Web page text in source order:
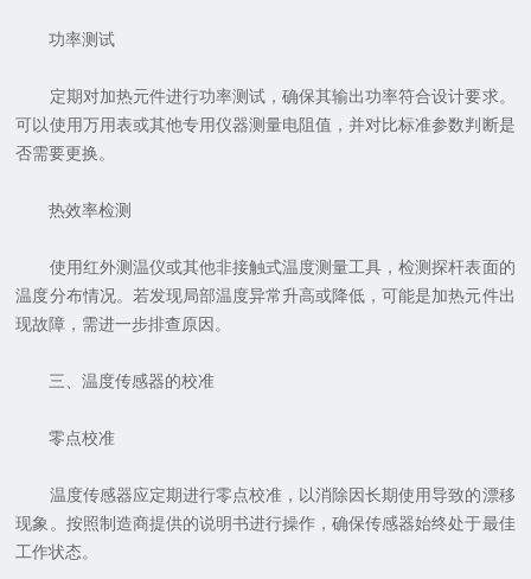
功率测试
定期对加热元件进行功率测试，确保其输出功率符合设计要求。
可以使用万用表或其他专用仪器测量电阻值，并对比标准参数判断是
否需要更换。
热效率检测
使用红外测温仪或其他非接触式温度测量工具，检测探杆表面的
温度分布情况。若发现局部温度异常升高或降低，可能是加热元件出
现故障，需进一步排查原因。
三、温度传感器的校准
零点校准
温度传感器应定期进行零点校准，以消除因长期使用导致的漂移
现象。按照制造商提供的说明书进行操作，确保传感器始终处于最佳
工作状态。